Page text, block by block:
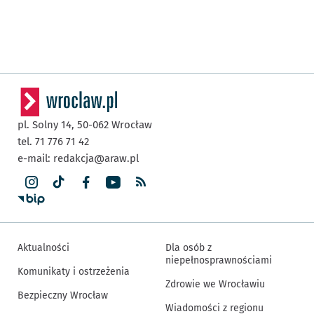
pl. Solny 14, 50-062 Wrocław
tel. 71 776 71 42
e-mail: redakcja@araw.pl
Aktualności
Komunikaty i ostrzeżenia
Bezpieczny Wrocław
Dla osób z
niepełnosprawnościami
Zdrowie we Wrocławiu
Wiadomości z regionu